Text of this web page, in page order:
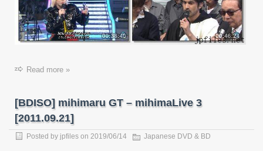
Read more »
[BDISO] mihimaru GT – mihimaLive 3
[2011.09.21]
Posted by jpfiles on 2019/06/14 Japanese DVD & BD